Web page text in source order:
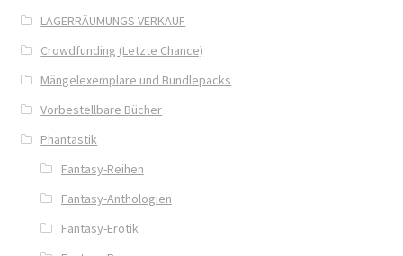
Forum
Gilbert Faunus – Im Schatten des Zweihorns
Im Schatten des Wolfsmondes – Der letzte Alpha
Impressum
LAGERRÄUMUNGS VERKAUF
Crowdfunding (Letzte Chance)
Mängelexemplare und Bundlepacks
Vorbestellbare Bücher
Phantastik
Fantasy-Reihen
Fantasy-Anthologien
Fantasy-Erotik